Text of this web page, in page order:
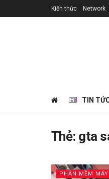
Kiến thức Network
TIN
Thẻ: gta
PHẦN MỀM